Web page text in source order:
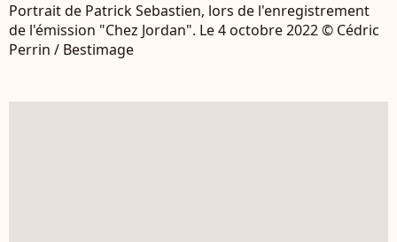
Portrait de Patrick Sebastien, lors de l'enregistrement
de l'émission "Chez Jordan". Le 4 octobre 2022 © Cédric
Perrin / Bestimage